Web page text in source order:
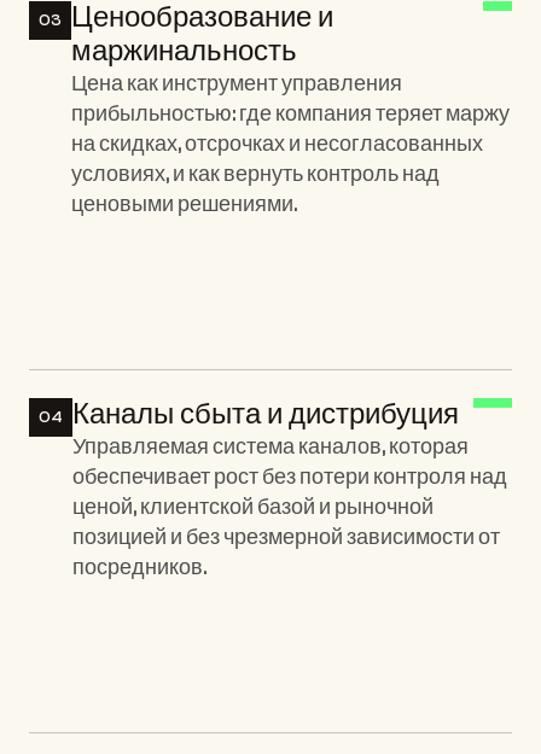
03
Ценообразование и
маржинальность
Цена как инструмент управления
прибыльностью: где компания теряет маржу
на скидках, отсрочках и несогласованных
условиях, и как вернуть контроль над
ценовыми решениями.
04 Каналы сбыта и дистрибуция
Управляемая система каналов, которая
обеспечивает рост без потери контроля над
ценой, клиентской базой и рыночной
позицией и без чрезмерной зависимости от
посредников.